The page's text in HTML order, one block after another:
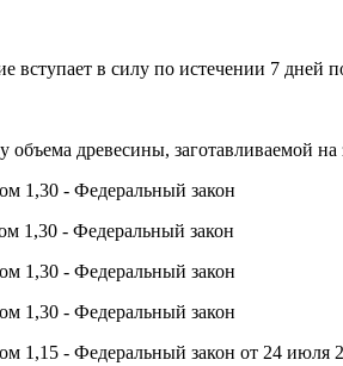
вступает в силу по истечении 7 дней
объема древесины, заготавливаемой
1,30 - Федеральный закон
1,30 - Федеральный закон
1,30 - Федеральный закон
1,30 - Федеральный закон
1,15 - Федеральный закон от 24 июля